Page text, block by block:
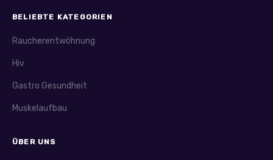
BELIEBTE KATEGORIEN
Raucherentwöhnung
Hiv
Gastro Gesundheit
Muskelaufbau
ÜBER UNS